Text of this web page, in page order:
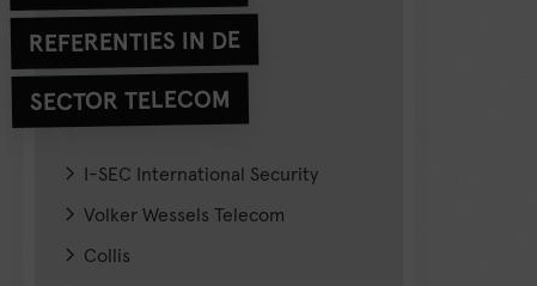
REFERENTIES IN DE
SECTOR TELECOM
I-SEC International Security
Volker Wessels Telecom
Collis